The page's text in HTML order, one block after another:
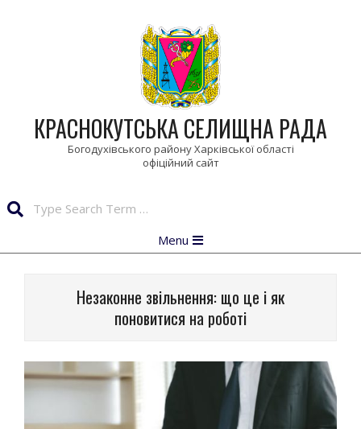
КРАСНОКУТСЬКА СЕЛИЩНА РАДА
Богодухівського району Харківської області
Navigation
Menu
Незаконне звільнення: що це і як
поновитися на роботі